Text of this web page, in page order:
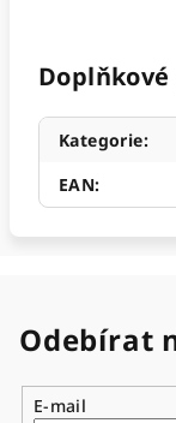
Kategorie:
EAN:
Odebírat
E-mail